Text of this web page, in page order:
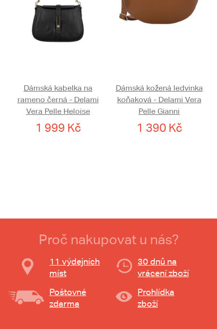
Dámská kabelka na
rameno černá - Delami
Vera Pelle Heloise
1 999 Kč
Dámská kožená ledvinka
koňaková - Delami Vera
Pelle Gianni
1 390 Kč
Proč nakupovat u nás?
11 výdejních
míst
30 dnů na
vrácení zboží
Poštovné
zdarma
Prohlídka
zboží